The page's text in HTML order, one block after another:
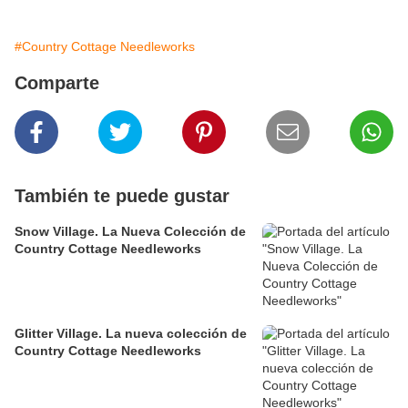
#Country Cottage Needleworks
Comparte
También te puede gustar
Snow Village. La Nueva Colección de
Country Cottage Needleworks
Glitter Village. La nueva colección de
Country Cottage Needleworks